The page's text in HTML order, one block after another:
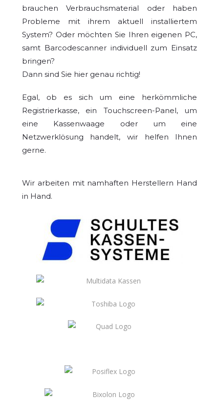
brauchen Verbrauchsmaterial oder haben
Probleme mit ihrem aktuell installiertem
System? Oder möchten Sie Ihren eigenen PC,
samt Barcodescanner individuell zum Einsatz
bringen?
Dann sind Sie hier genau richtig!
Egal, ob es sich um eine herkömmliche
Registrierkasse, ein Touchscreen-Panel, um
eine Kassenwaage oder um eine
Netzwerklösung handelt, wir helfen Ihnen
gerne.
Wir arbeiten mit namhaften Herstellern Hand
in Hand.